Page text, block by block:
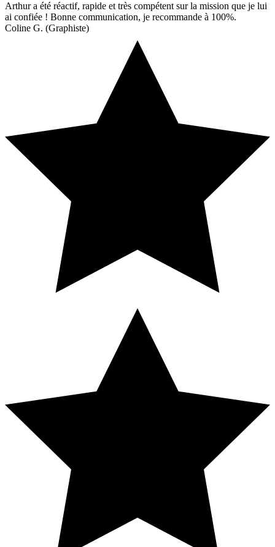
Arthur a été réactif, rapide et très compétent sur la mission que je lui
ai confiée ! Bonne communication, je recommande à 100%.
Coline G. (Graphiste)